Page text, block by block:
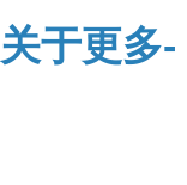
关于更多-